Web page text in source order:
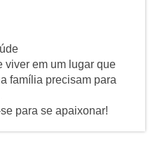
viver em um lugar que
família precisam para
para se apaixonar!